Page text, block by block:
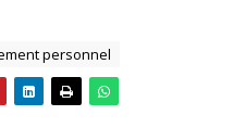
personnel